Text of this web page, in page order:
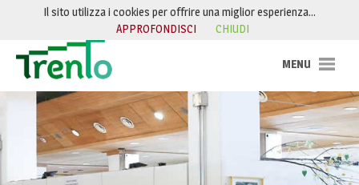
Salta al contenuto
Il sito utilizza i cookies per offrire una miglior esperienza…
APPROFONDISCI
CHIUDI